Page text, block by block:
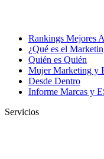
Rankings Mejores
¿Qué es el
Quién es Quién
Mujer Marketing y
Desde Dentro
Informe Marcas y
Servicios